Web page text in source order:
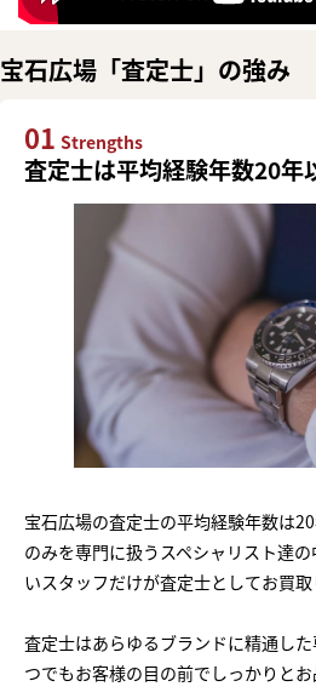
宝石広場「査定士」の強み
01 Strengths
査定士は平均経験年数20年
宝石広場の査定士の平均経験年数は
のみを専門に扱うスペシャリスト達
いスタッフだけが査定士としてお買取
査定士はあらゆるブランドに精通し
つでもお客様の目の前でしっかりとお